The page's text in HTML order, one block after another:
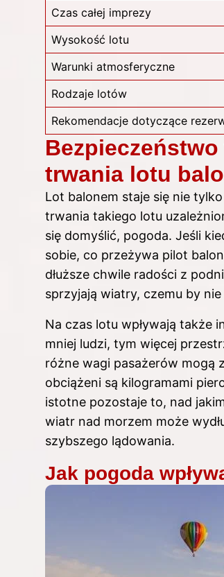
Czas całej imprezy
Wysokość lotu
Warunki atmosferyczne
Rodzaje lotów
Rekomendacje dotyczące
trwania lotu
Lot balonem staje się nie
trwania takiego lotu
się domyślić, pogoda. Jeśli
sobie, co przeżywa pilot
dłuższe chwile radości z
sprzyjają wiatry, czemu by
Na czas lotu wpływają także
mniej ludzi, tym więcej
różne wagi pasażerów mogą
obciążeni są kilogramami
istotne pozostaje to, nad
wiatr nad morzem może
szybszego lądowania.
Jak pogoda